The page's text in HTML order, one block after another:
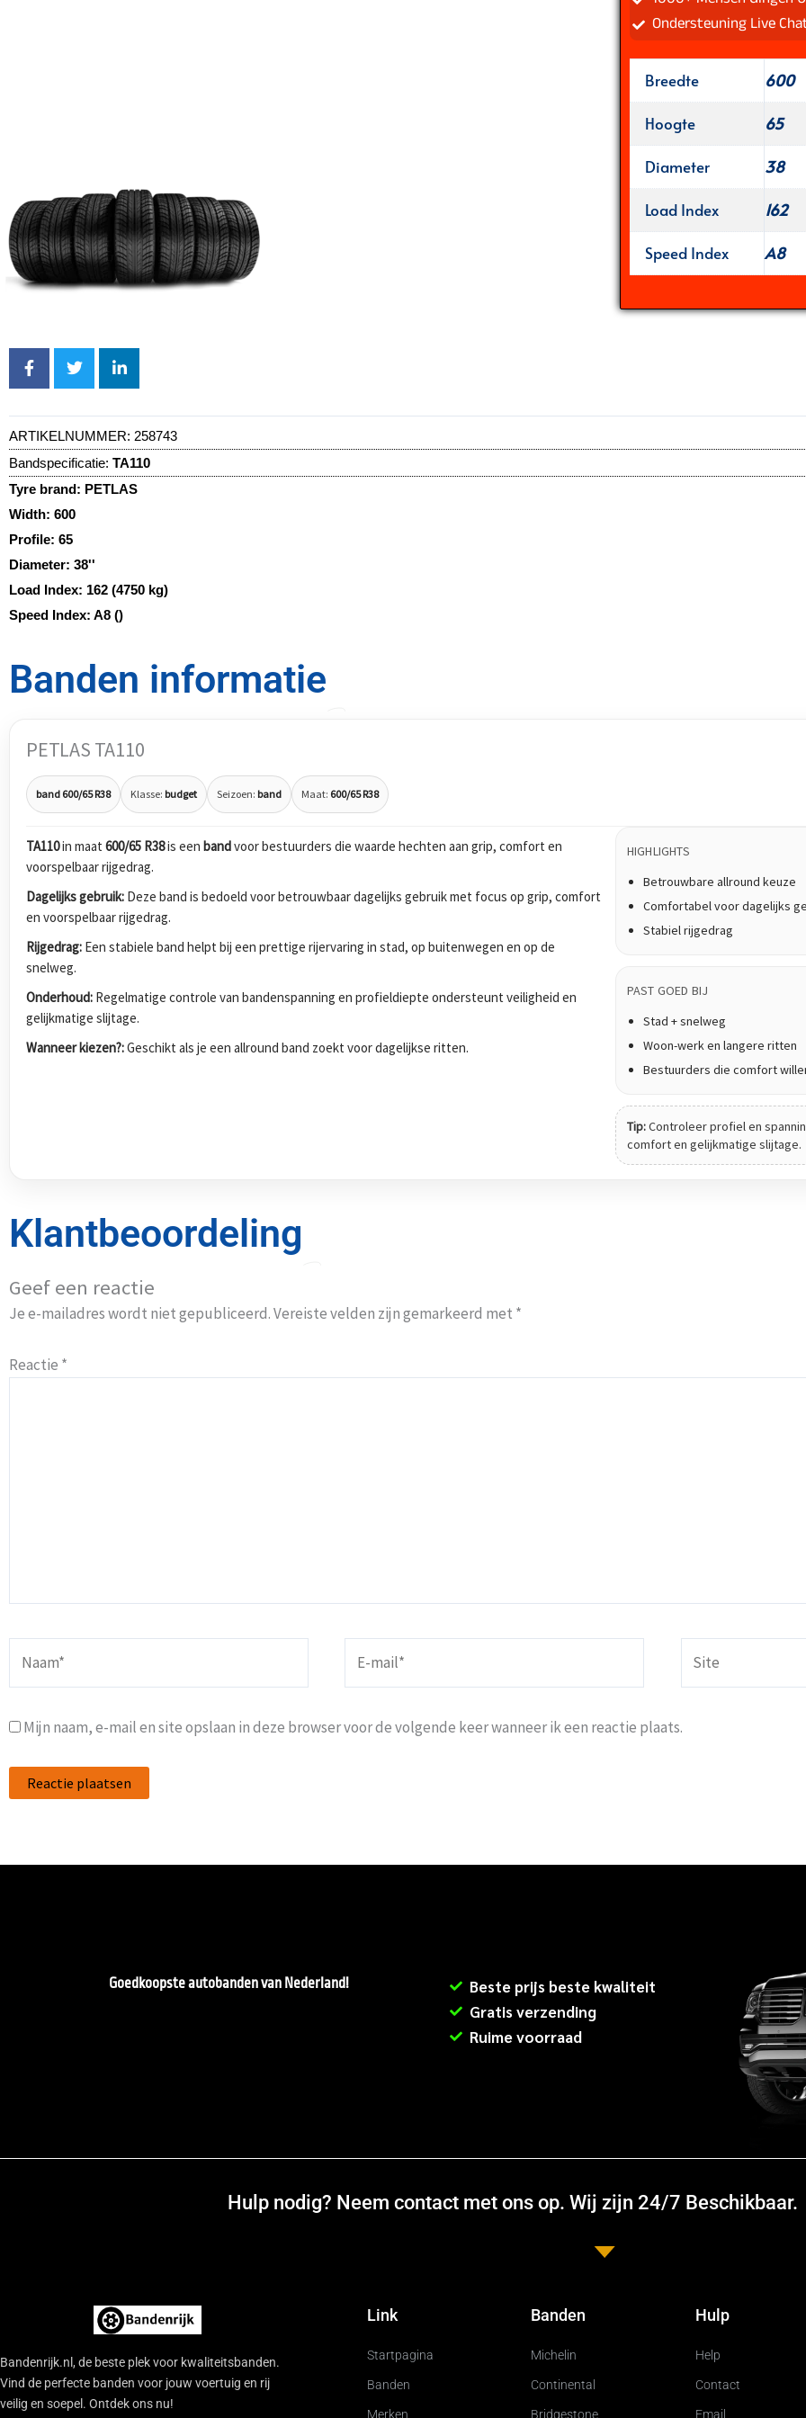
Ondersteuning Live
Breedte
600
Hoogte
65
Diameter
38
Load Index
162
Speed Index
A8
ARTIKELNUMMER: 258743
Bandspecificatie: TA110
Tyre brand: PETLAS
Width: 600
Profile: 65
Diameter: 38''
Load Index: 162 (4750 kg)
Speed Index: A8 ()
Banden informatie
PETLAS TA110
band 600/65 R38 Klasse: budget Seizoen: band Maat: 600/65 R38
TA110in maat 600/65 R38is een bandvoor bestuurders die waarde hechten aan grip, comfort en
voorspelbaar rijgedrag.
Dagelijks gebruik: Deze band is bedoeld voor betrouwbaar dagelijks gebruik met focus op grip, comfort
en voorspelbaar rijgedrag.
Rijgedrag: Een stabiele band helpt bij een prettige rijervaring in stad, op buitenwegen en op de
snelweg.
Onderhoud: Regelmatige controle van bandenspanning en profieldiepte ondersteunt veiligheid en
gelijkmatige slijtage.
Wanneer kiezen?:Geschikt als je een allround band zoekt voor dagelijkse ritten.
HIGHLIGHTS
Betrouwbare allround keuze
Comfortabel voor dagelijks
Stabiel rijgedrag
PAST GOED BIJ
Stad + snelweg
Woon-werk en langere ritten
Bestuurders die comfort
Tip:Controleer profiel en
comfort en gelijkmatige slijtage.
Klantbeoordeling
Geef een reactie
Je e-mailadres wordt niet gepubliceerd.Vereiste velden zijn gemarkeerd met *
Reactie *
mail*
Mijn naam, e-mail en site opslaan in deze browser voor de volgende keer wanneer ik een reactie plaats.
Goedkoopste autobanden van Nederland!
Beste prijs beste kwaliteit
Gratis verzending
Ruime voorraad
Hulp nodig? Neem contact met ons op. Wij zijn 24/7 Beschikbaar.
Bandenrijk.nl, de beste plek voor kwaliteitsbanden.
Vind de perfecte banden voor jouw voertuig en rij
veilig en soepel. Ontdek ons nu!
Link
Startpagina
Banden
Merken
Banden
Michelin
Continental
Bridgestone
Hulp
Help
Contact
Email